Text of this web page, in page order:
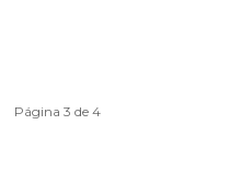
Página 3 de 4